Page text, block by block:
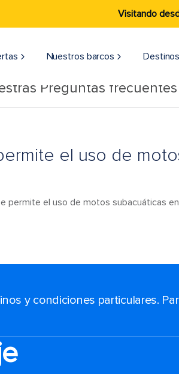
Visitando
Nuestros barcos Destinos
Preguntas frecuentes
el uso de
permite el uso de motos subacuáticas
y condiciones particulares.